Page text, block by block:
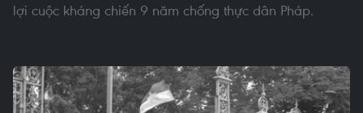
lợi cuộc kháng chiến 9 năm chống thực dân Pháp.